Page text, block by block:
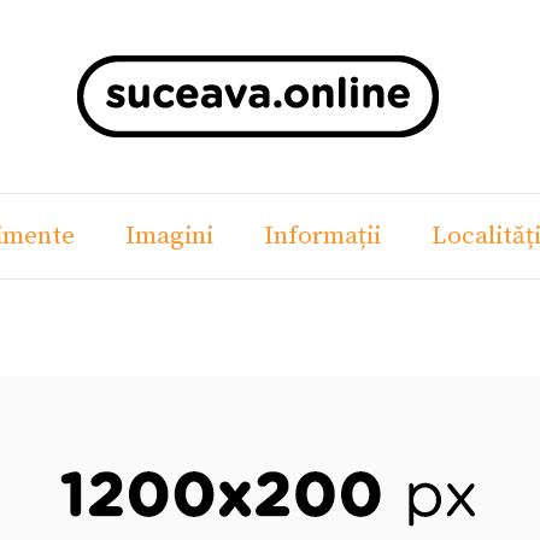
Imagini Informații